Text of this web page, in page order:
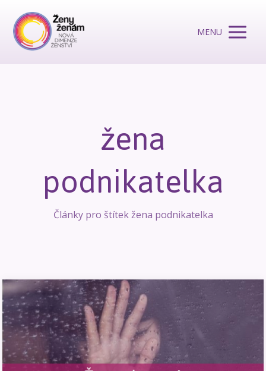
MENU
žena
podnikatelka
Články pro štítek žena podnikatelka